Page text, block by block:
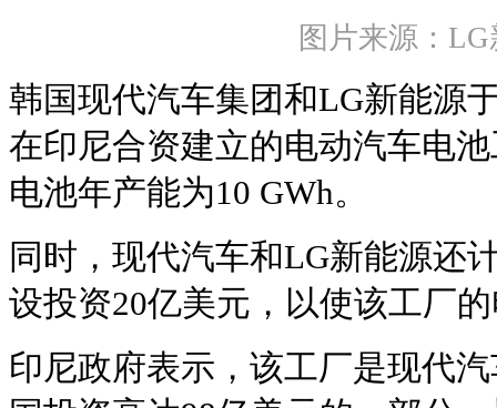
图片来源：
韩国现代汽车集团和LG新能源
在印尼合资建立的电动汽车电
电池年产能为10 GWh。
同时，现代汽车和LG新能源还
设投资20亿美元，以使该工厂
印尼政府表示，该工厂是现代